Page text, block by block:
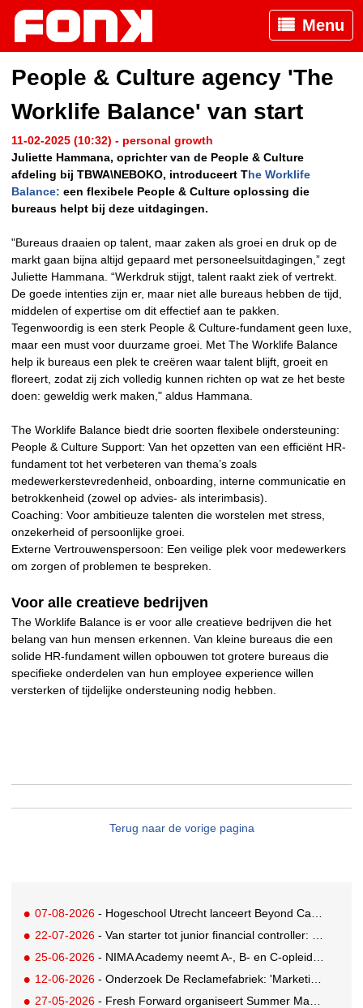
Menu
People & Culture agency 'The
Worklife Balance' van start
11-02-2025 (10:32) - personal growth
Juliette Hammana, oprichter van de People & Culture
afdeling bij TBWA\NEBOKO, introduceert The Worklife
Balance: een flexibele People & Culture oplossing die
bureaus helpt bij deze uitdagingen.
"Bureaus draaien op talent, maar zaken als groei en druk op de
markt gaan bijna altijd gepaard met personeelsuitdagingen,” zegt
Juliette Hammana. “Werkdruk stijgt, talent raakt ziek of vertrekt.
De goede intenties zijn er, maar niet alle bureaus hebben de tijd,
middelen of expertise om dit effectief aan te pakken.
Tegenwoordig is een sterk People & Culture-fundament geen luxe,
maar een must voor duurzame groei. Met The Worklife Balance
help ik bureaus een plek te creëren waar talent blijft, groeit en
floreert, zodat zij zich volledig kunnen richten op wat ze het beste
doen: geweldig werk maken," aldus Hammana.
The Worklife Balance biedt drie soorten flexibele ondersteuning:
People & Culture Support: Van het opzetten van een efficiënt HR-
fundament tot het verbeteren van thema’s zoals
medewerkerstevredenheid, onboarding, interne communicatie en
betrokkenheid (zowel op advies- als interimbasis).
Coaching: Voor ambitieuze talenten die worstelen met stress,
onzekerheid of persoonlijke groei.
Externe Vertrouwenspersoon: Een veilige plek voor medewerkers
om zorgen of problemen te bespreken.
Voor alle creatieve bedrijven
The Worklife Balance is er voor alle creatieve bedrijven die het
belang van hun mensen erkennen. Van kleine bureaus die een
solide HR-fundament willen opbouwen tot grotere bureaus die
specifieke onderdelen van hun employee experience willen
versterken of tijdelijke ondersteuning nodig hebben.
Terug naar de vorige pagina
07-08-2026 - Hogeschool Utrecht lanceert Beyond Campus binnen International Creative Business
22-07-2026 - Van starter tot junior financial controller: zo maak je je sollicitatie sterker
25-06-2026 - NIMA Academy neemt A-, B- en C-opleidingen in eigen hand
12-06-2026 - Onderzoek De Reclamefabriek: 'Marketingteams zijn regie over eigen productieproces kwijtgeraakt'
27-05-2026 - Fresh Forward organiseert Summer Masterclasses over leiderschap in veranderende tijden